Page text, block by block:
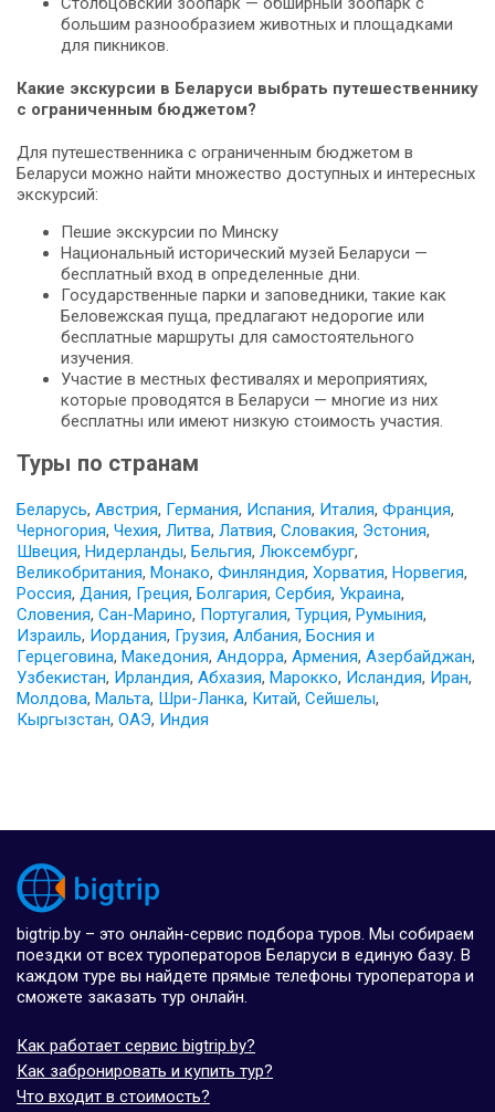
большим разнообразием животных и площадками
для пикников.
Какие экскурсии в Беларуси выбрать путешественнику
с ограниченным бюджетом?
Для путешественника с ограниченным бюджетом в
Беларуси можно найти множество доступных и интересных
экскурсий:
Пешие экскурсии по Минску
Национальный исторический музей Беларуси —
бесплатный вход в определенные дни.
Государственные парки и заповедники, такие как
Беловежская пуща, предлагают недорогие или
бесплатные маршруты для самостоятельного
изучения.
Участие в местных фестивалях и мероприятиях,
которые проводятся в Беларуси — многие из них
бесплатны или имеют низкую стоимость участия.
Туры по странам
Беларусь, Австрия, Германия, Испания, Италия, Франция,
Черногория, Чехия, Литва, Латвия, Словакия, Эстония,
Швеция, Нидерланды, Бельгия, Люксембург,
Великобритания, Монако, Финляндия, Хорватия, Норвегия,
Россия, Дания, Греция, Болгария, Сербия, Украина,
Словения, Сан-Марино, Португалия, Турция, Румыния,
Израиль, Иордания, Грузия, Албания, Босния и
Герцеговина, Македония, Андорра, Армения, Азербайджан,
Узбекистан, Ирландия, Абхазия, Марокко, Исландия, Иран,
Молдова, Мальта, Шри-Ланка, Китай, Сейшелы,
Кыргызстан, ОАЭ, Индия
bigtrip.by – это онлайн-сервис подбора туров. Мы собираем
поездки от всех туроператоров Беларуси в единую базу. В
каждом туре вы найдете прямые телефоны туроператора и
сможете заказать тур онлайн.
Как работает сервис bigtrip.by?
Как забронировать и купить тур?
Что входит в стоимость?